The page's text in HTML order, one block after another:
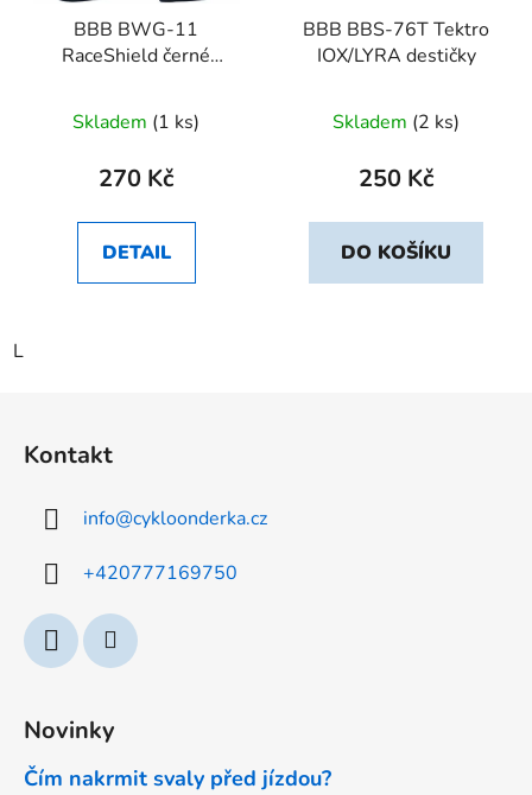
BBB BWG-11
RaceShield černé
Skladem (1 ks)
270 Kč
DETAIL
L
BBB BBS-76T Tektro
IOX/LYRA destičky
Skladem (2 ks)
250 Kč
DO KOŠÍKU
Kontakt
info@cykloonderka.cz
+420777169750
Novinky
Čím nakrmit svaly před jízdou?